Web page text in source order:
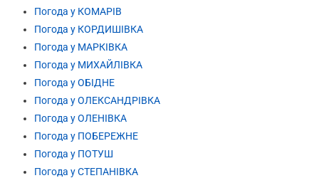
Погода у КОМАРІВ
Погода у КОРДИШІВКА
Погода у МАРКІВКА
Погода у МИХАЙЛІВКА
Погода у ОБІДНЕ
Погода у ОЛЕКСАНДРІВКА
Погода у ОЛЕНІВКА
Погода у ПОБЕРЕЖНЕ
Погода у ПОТУШ
Погода у СТЕПАНІВКА